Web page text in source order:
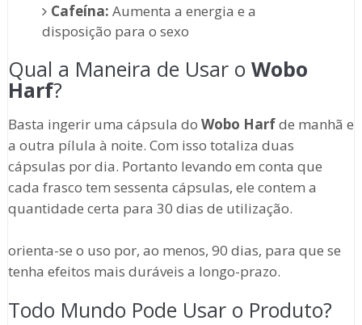
Cafeína:Aumenta a energia e a
disposição para o sexo
Qual a Maneira de Usar o Wobo
Harf?
Basta ingerir uma cápsula do Wobo Harfde manhã e
a outra pílula à noite. Com isso totaliza duas
cápsulas por dia. Portanto levando em conta que
cada frasco tem sessenta cápsulas, ele contem a
quantidade certa para 30 dias de utilização.
orienta-se o uso por, ao menos, 90 dias, para que se
tenha efeitos mais duráveis a longo-prazo.
Todo Mundo Pode Usar o Produto?